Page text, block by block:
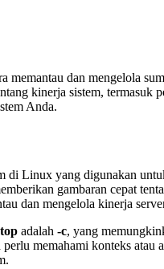
memantau dan mengelola
kinerja sistem, termasuk
Anda.
di Linux yang digunakan
gambaran cepat
dan mengelola kinerja
top adalah -c, yang
memahami konteks